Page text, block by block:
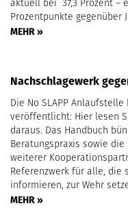
aktuell bei 37,3 Prozent –
Prozentpunkte gegenüber
MEHR »
Nachschlagewerk
Die No SLAPP
veröffentlicht: Hier lesen
daraus. Das Handbuch
Beratungspraxis sowie
weiterer
Referenzwerk für alle, die
informieren, zur Wehr
MEHR »